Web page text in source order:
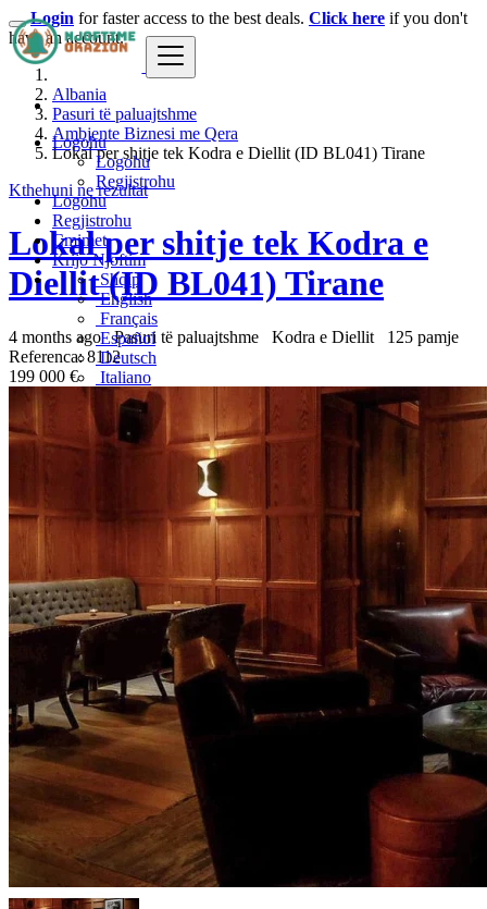
Logohu
Logohu
Regjistrohu
Logohu
Regjistrohu
Çmimet
Krijo Njoftim
Shqip
English
Français
Español
Deutsch
Italiano
Login for faster access to the best deals. Click here if you don't
have an account.
Albania
Pasuri të paluajtshme
Ambjente Biznesi me Qera
Lokal per shitje tek Kodra e Diellit (ID BL041) Tirane
Kthehuni ne rezultat
Lokal per shitje tek Kodra e
Diellit (ID BL041) Tirane
4 months ago Pasuri të paluajtshme Kodra e Diellit
125 pamje
Referenca: 8112
199 000 €